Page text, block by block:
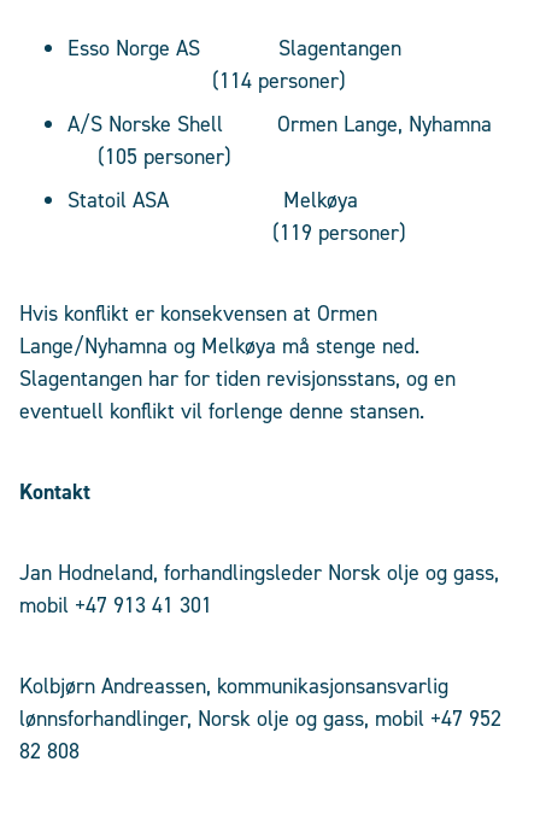
Esso Norge AS Slagentangen
(114 personer)
A/S Norske Shell Ormen Lange, Nyhamna
(105 personer)
Statoil ASA Melkøya
(119 personer)
Hvis konflikt er konsekvensen at Ormen
Lange/Nyhamna og Melkøya må stenge ned.
Slagentangen har for tiden revisjonsstans, og en
eventuell konflikt vil forlenge denne stansen.
Kontakt
Jan Hodneland, forhandlingsleder Norsk olje og gass,
mobil +47 913 41 301
Kolbjørn Andreassen, kommunikasjonsansvarlig
lønnsforhandlinger, Norsk olje og gass, mobil +47 952
82 808